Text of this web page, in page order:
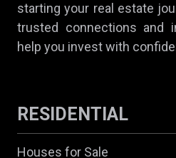
starting your real estate
trusted connections and
help you invest with
RESIDENTIAL
Houses for Sale